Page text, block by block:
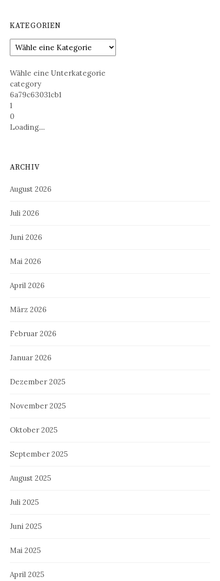
KATEGORIEN
Wähle eine Unterkategorie
category
6a79c63031cb1
1
0
Loading....
ARCHIV
August 2026
Juli 2026
Juni 2026
Mai 2026
April 2026
März 2026
Februar 2026
Januar 2026
Dezember 2025
November 2025
Oktober 2025
September 2025
August 2025
Juli 2025
Juni 2025
Mai 2025
April 2025